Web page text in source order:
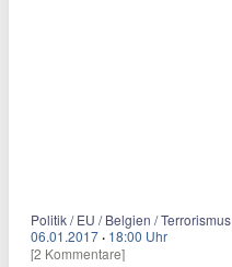
Politik / EU / Belgien / Terrorismus
06.01.2017 · 18:00 Uhr
[2 Kommentare]